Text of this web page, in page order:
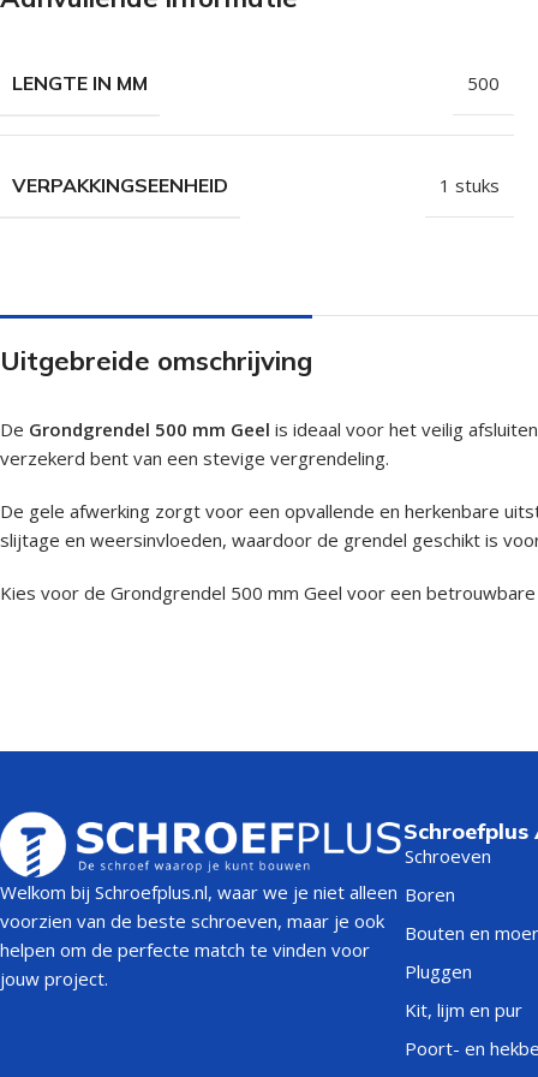
Paalhouderschroeven
Vleugelteks
Populaire merken
LENGTE IN MM 500
VERPAKKINGSEENHEID 1 stuks
Uitgebreide omschrijving
De Grondgrendel 500 mm Geel is ideaal voor het veilig
verzekerd bent van een stevige vergrendeling.
De gele afwerking zorgt voor een opvallende en herkenbare
slijtage en weersinvloeden, waardoor de grendel geschikt is
Kies voor de Grondgrendel 500 mm Geel voor een
Welkom bij Schroefplus.nl, waar we je niet alleen
voorzien van de beste schroeven, maar je ook
helpen om de perfecte match te vinden voor
jouw project.
Schroeven
Boren
Bouten en
Pluggen
Kit, lijm en pur
Poort- en